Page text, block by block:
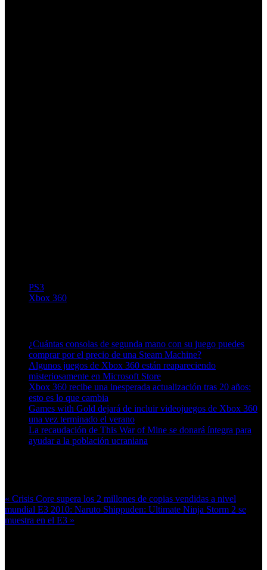
PS3
Xbox 360
¿Cuántas consolas de segunda mano con su juego puedes
comprar por el precio de una Steam Machine?
Algunos juegos de Xbox 360 están reapareciendo
misteriosamente en Microsoft Store
Xbox 360 recibe una inesperada actualización tras 20 años:
esto es lo que cambia
Games with Gold dejará de incluir videojuegos de Xbox 360
una vez terminado el verano
La recaudación de This War of Mine se donará íntegra para
ayudar a la población ucraniana
« Crisis Core supera los 2 millones de copias vendidas a nivel
mundial E3 2010: Naruto Shippuden: Ultimate Ninja Storm 2 se
muestra en el E3 »